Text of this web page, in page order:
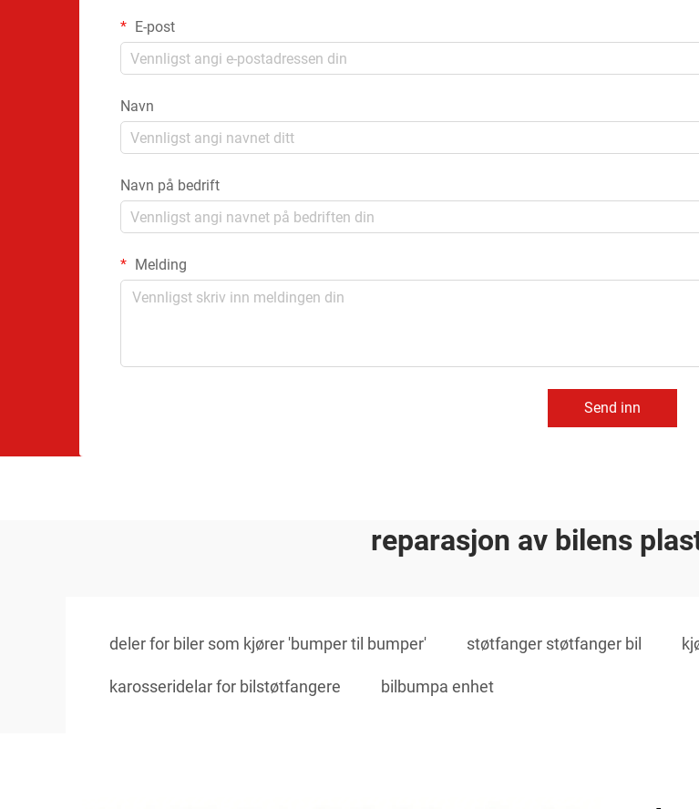
E-post
Navn
Navn på bedrift
Melding
Send inn
reparasjon av bilens
deler for biler som kjører 'bumper til bumper' støtfanger støtfanger bil
karosseridelar for bilstøtfangere bilbumpa enhet